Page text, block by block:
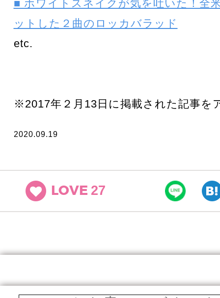
■ ホワイトスネイクが気を吐いた！全
ットした２曲のロッカバラッド
etc.
※2017年２月13日に掲載された記事を
2020.09.19
LOVE 27